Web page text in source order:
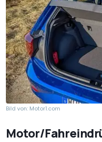
Bild von: Motor1.com
Motor/